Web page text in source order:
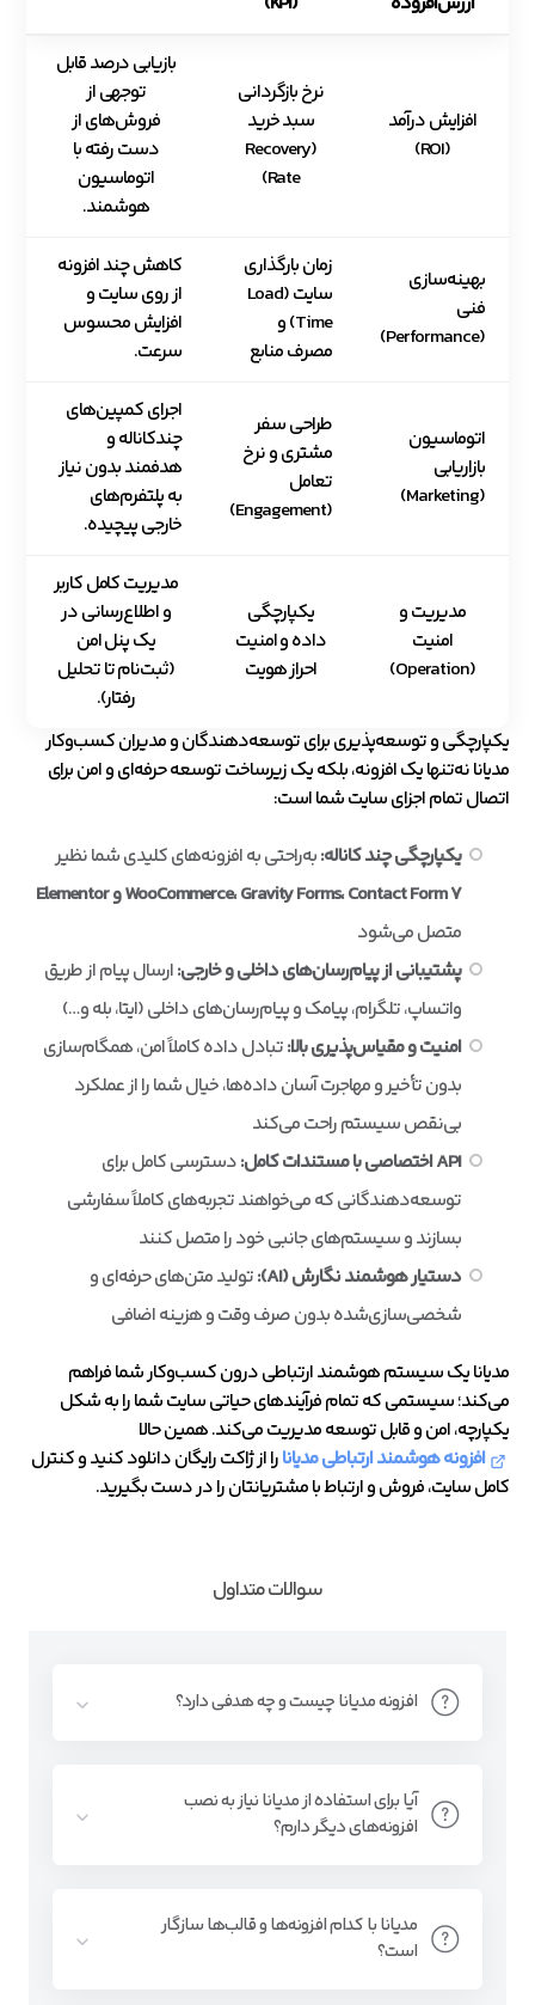
افزایش درآمد
(ROI)
نرخ بازگردانی
سبد خرید
(Recovery
Rate)
بازیابی درصد قابل
توجهی از
فروش‌های از
دست رفته با
اتوماسیون
هوشمند.
بهینه‌سازی
فنی
(Performance)
زمان بارگذاری
سایت (Load
Time) و
مصرف منابع
کاهش چند افزونه
از روی سایت و
افزایش محسوس
سرعت.
اتوماسیون
بازاریابی
(Marketing)
طراحی سفر
مشتری و نرخ
تعامل
(Engagement)
اجرای کمپین‌های
چندکاناله و
هدفمند بدون نیاز
به پلتفرم‌های
خارجی پیچیده.
مدیریت و
امنیت
(Operation)
یکپارچگی
داده و امنیت
احراز هویت
مدیریت کامل کاربر
و اطلاع‌رسانی در
یک پنل امن
(ثبت‌نام تا تحلیل
رفتار).
یکپارچگی و توسعه‌پذیری برای توسعه‌دهندگان و مدیران کسب‌وکار
مدیانا نه‌تنها یک افزونه، بلکه یک زیرساخت توسعه حرفه‌ای و امن برای
اتصال تمام اجزای سایت شما است:
یکپارچگی چند کاناله:به‌راحتی به افزونه‌های کلیدی شما نظیر
WooCommerce، Gravity Forms، Contact Form 7 و Elementor
متصل می‌شود
پشتیبانی از پیام‌رسان‌های داخلی و خارجی:ارسال پیام از طریق
واتساپ، تلگرام، پیامک و پیام‌رسان‌های داخلی (ایتا، بله و…)
امنیت و مقیاس‌پذیری بالا:تبادل داده کاملاً امن، همگام‌سازی
بدون تأخیر و مهاجرت آسان داده‌ها، خیال شما را از عملکرد
بی‌نقص سیستم راحت می‌کند
API اختصاصی با مستندات کامل:
دسترسی کامل برای
توسعه‌دهندگانی که می‌خواهند تجربه‌های کاملاً سفارشی
بسازند و سیستم‌های جانبی خود را متصل کنند
دستیار هوشمند نگارش (AI):
تولید متن‌های حرفه‌ای و
شخصی‌سازی‌شده بدون صرف وقت و هزینه اضافی
مدیانا یک سیستم هوشمند ارتباطی درون کسب‌وکار شما فراهم
می‌کند؛ سیستمی که تمام فرآیندهای حیاتی سایت شما را به شکل
یکپارچه، امن و قابل توسعه مدیریت می‌کند. همین حالا
افزونه هوشمند ارتباطی مدیانارا از ژاکت رایگان دانلود کنید و کنترل
کامل سایت، فروش و ارتباط با مشتریانتان را در دست بگیرید.
سوالات متداول
افزونه مدیانا چیست و چه هدفی دارد؟
آیا برای استفاده از مدیانا نیاز به نصب
افزونه‌های دیگر دارم؟
مدیانا با کدام افزونه‌ها و قالب‌ها سازگار
است؟